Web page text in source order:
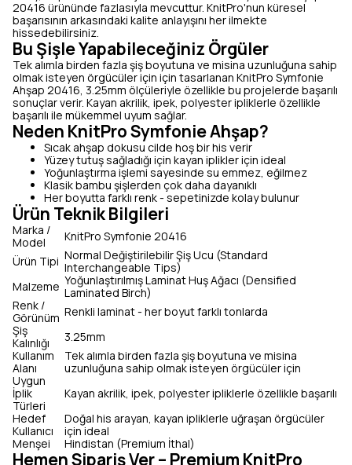
20416 ürününde fazlasıyla mevcuttur. KnitPro'nun küresel
başarısının arkasındaki kalite anlayışını her ilmekte
hissedebilirsiniz.
Bu Şişle Yapabileceğiniz Örgüler
Tek alımla birden fazla şiş boyutuna ve misina uzunluğuna sahip
olmak isteyen örgücüler için için tasarlanan KnitPro Symfonie
Ahşap 20416, 3.25mm ölçüleriyle özellikle bu projelerde başarılı
sonuçlar verir. Kayan akrilik, ipek, polyester ipliklerle özellikle
başarılı ile mükemmel uyum sağlar.
Neden KnitPro Symfonie Ahşap?
Sıcak ahşap dokusu cilde hoş bir his verir
Yüzey tutuş sağladığı için kayan iplikler için ideal
Yoğunlaştırma işlemi sayesinde su emmez, eğilmez
Klasik bambu şişlerden çok daha dayanıklı
Her boyutta farklı renk - sepetinizde kolay bulunur
Ürün Teknik Bilgileri
Marka /
Model
KnitPro Symfonie 20416
Ürün Tipi Normal Değiştirilebilir Şiş Ucu (Standard
Interchangeable Tips)
Malzeme Yoğunlaştırılmış Laminat Huş Ağacı (Densified
Laminated Birch)
Renk /
Görünüm Renkli laminat - her boyut farklı tonlarda
Şiş
Kalınlığı
3.25mm
Kullanım
Alanı
Tek alımla birden fazla şiş boyutuna ve misina
uzunluğuna sahip olmak isteyen örgücüler için
Uygun
İplik
Türleri
Kayan akrilik, ipek, polyester ipliklerle özellikle başarılı
Hedef
Kullanıcı
Doğal his arayan, kayan ipliklerle uğraşan örgücüler
için ideal
Menşei
Hindistan (Premium İthal)
Hemen Sipariş Ver – Premium KnitPro